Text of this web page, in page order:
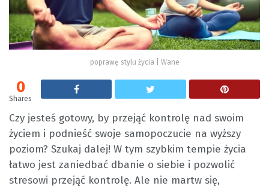
poprawę stylu życia | Wane
0
Shares
Czy jesteś gotowy, by przejąć kontrolę nad swoim
życiem i podnieść swoje samopoczucie na wyższy
poziom? Szukaj dalej! W tym szybkim tempie życia
łatwo jest zaniedbać dbanie o siebie i pozwolić
stresowi przejąć kontrolę. Ale nie martw się,